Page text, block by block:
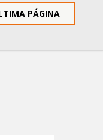
PÁGINA